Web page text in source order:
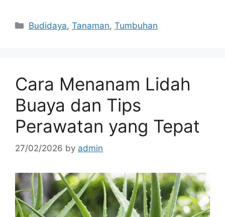
Categories
Budidaya,Tanaman,Tumbuhan
Cara Menanam Lidah
Buaya dan Tips
Perawatan yang Tepat
27/02/2026 by admin